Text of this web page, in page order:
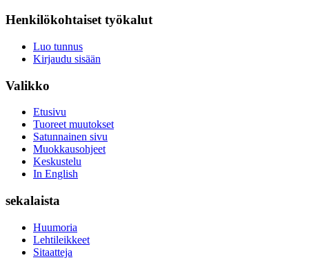
Henkilökohtaiset työkalut
Luo tunnus
Kirjaudu sisään
Valikko
Etusivu
Tuoreet muutokset
Satunnainen sivu
Muokkausohjeet
Keskustelu
In English
sekalaista
Huumoria
Lehtileikkeet
Sitaatteja